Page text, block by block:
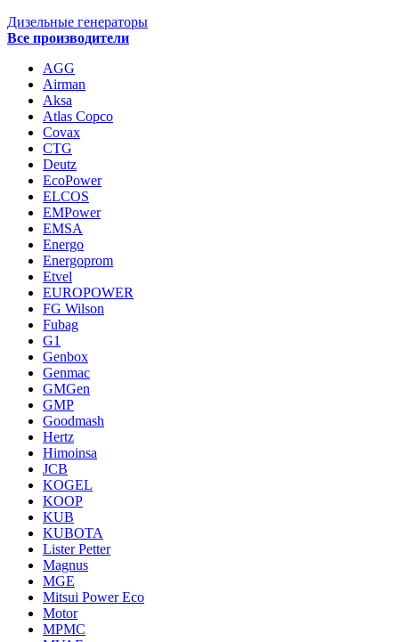
Дизельные генераторы
Все производители
AGG
Airman
Aksa
Atlas Copco
Covax
CTG
Deutz
EcoPower
ELCOS
EMPower
EMSA
Energo
Energoprom
Etvel
EUROPOWER
FG Wilson
Fubag
G1
Genbox
Genmac
GMGen
GMP
Goodmash
Hertz
Himoinsa
JCB
KOGEL
KOOP
KUB
KUBOTA
Lister Petter
Magnus
MGE
Mitsui Power Eco
Motor
MPMC